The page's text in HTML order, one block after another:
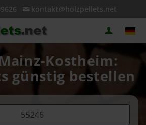
kontakt@holzpellets.net
Kostheim:
günstig bestellen